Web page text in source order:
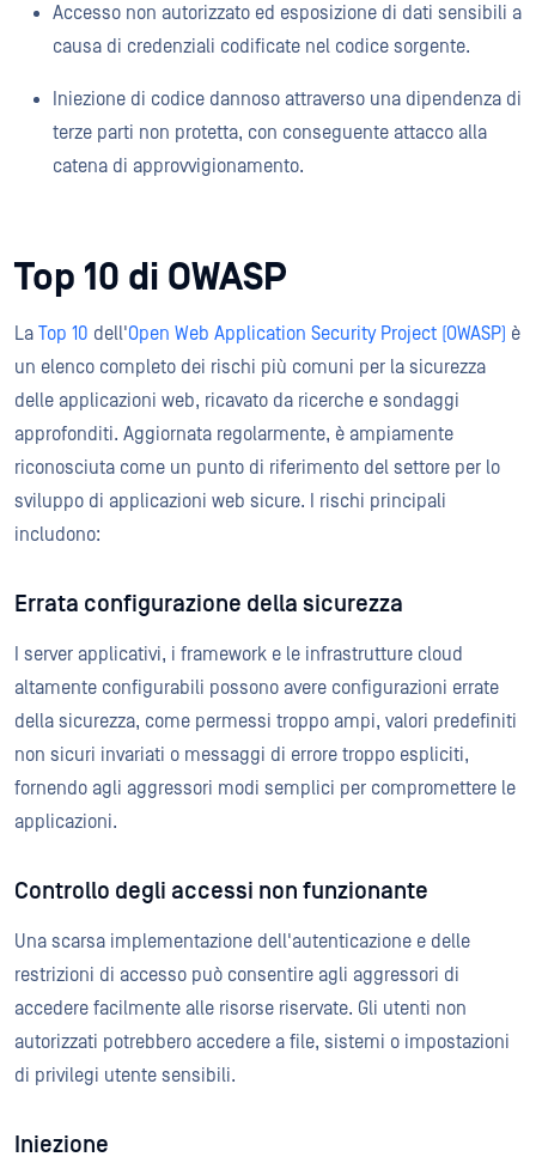
Accesso non autorizzato ed esposizione di dati sensibili a
causa di credenziali codificate nel codice sorgente.
Iniezione di codice dannoso attraverso una dipendenza di
terze parti non protetta, con conseguente attacco alla
catena di approvvigionamento.
Top 10 di OWASP
La Top 10 dell'Open Web Application Security Project (OWASP) è
un elenco completo dei rischi più comuni per la sicurezza
delle applicazioni web, ricavato da ricerche e sondaggi
approfonditi. Aggiornata regolarmente, è ampiamente
riconosciuta come un punto di riferimento del settore per lo
sviluppo di applicazioni web sicure. I rischi principali
includono:
Errata configurazione della sicurezza
I server applicativi, i framework e le infrastrutture cloud
altamente configurabili possono avere configurazioni errate
della sicurezza, come permessi troppo ampi, valori predefiniti
non sicuri invariati o messaggi di errore troppo espliciti,
fornendo agli aggressori modi semplici per compromettere le
applicazioni.
Controllo degli accessi non funzionante
Una scarsa implementazione dell'autenticazione e delle
restrizioni di accesso può consentire agli aggressori di
accedere facilmente alle risorse riservate. Gli utenti non
autorizzati potrebbero accedere a file, sistemi o impostazioni
di privilegi utente sensibili.
Iniezione